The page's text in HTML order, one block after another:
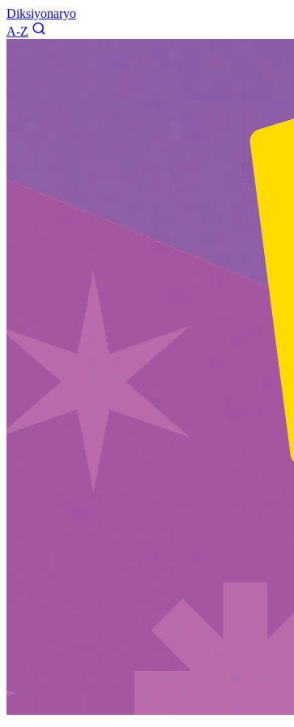
Diksiyonaryo
A-Z